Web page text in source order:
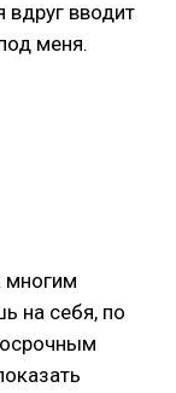
вдруг вводит
меня.
многим
на себя, по